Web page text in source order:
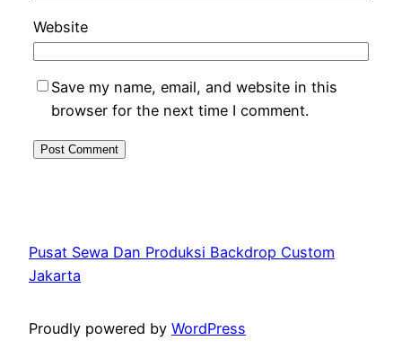
Website
Save my name, email, and website in this
browser for the next time I comment.
Pusat Sewa Dan Produksi Backdrop Custom
Jakarta
Proudly powered by WordPress